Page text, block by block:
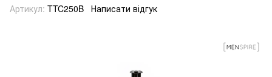
Артикул: TTC250B Написати відгук